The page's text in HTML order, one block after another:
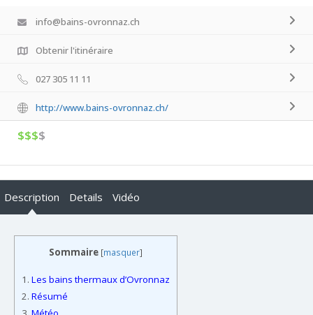
info@bains-ovronnaz.ch
Obtenir l'itinéraire
027 305 11 11
http://www.bains-ovronnaz.ch/
$$$$
Description Details Vidéo
Sommaire [masquer]
1. Les bains thermaux d’Ovronnaz
2. Résumé